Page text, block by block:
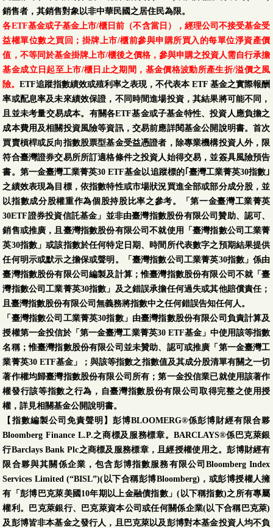
銷售者，其銷售對象以非中華民國之居住民為限。
各ETF基金或子基金上市/櫃日前（不含當日），經理公司不接受基金受
益權單位數之買回；掛牌上市/櫃前參與申購所買入的每單位淨資產價
值，不等同於基金掛牌上市/櫃後之價格，參與申購之投資人需自行承擔
基金成立日起至上市/櫃日止之期間，基金價格波動所產生折/溢價之風
險。ETF追蹤指數績效或殖利率之表現，不代表本 ETF 基金之實際報酬
率或配息率及未來績效保證，不同時間進場投資，其結果將可能不同，
且並未考量交易成本。有關各ETF基金或子基金特性、投資人應負擔之
成本費用及相關投資風險等資訊，交易前應詳閱基金公開說明書。首次
買賣槓桿或反向指數股票型基金受益憑證者，除專業機構投資人外，限
符合臺灣證券交易所所訂適格條件之投資人始得交易，並簽具風險預告
書。第一金臺灣工業菁英30 ETF基金以追蹤標的｢臺灣工業菁英30指數｣
之績效表現為目標，依指數特性或市場狀況買進全部或部分成分股，並
以指數成分股權重作為個股持股比率之參考。「第一金臺灣工業菁英
30ETF證券投資信託基金」並非由臺灣指數股份有限公司贊助、認可、
銷售或推廣，且臺灣指數股份有限公司不就使用「臺灣指數公司工業菁
英30指數」或該指數於任何特定日期、時間所代表數字之預期結果提供
任何明示或默示之擔保或聲明。「臺灣指數公司工業菁英30指數」係由
臺灣指數股份有限公司編製及計算；惟臺灣指數股份有限公司不就「臺
灣指數公司工業菁英30指數」及之錯誤承擔任何過失或其他賠償責任；
且臺灣指數股份有限公司無義務將指數中之任何錯誤告知任何人。
「臺灣指數公司工業菁英30指數」由臺灣指數股份有限公司負責計算及
授權第一金投信於「第一金臺灣工業菁英30 ETF基金」中使用該等指數
名稱；惟臺灣指數股份有限公司並未贊助、認可或推廣「第一金臺灣工
業菁英30 ETF基金」；與該等指數之指數值及其成分股清單有關之一切
著作權均歸臺灣指數股份有限公司所有；第一金投信業已就使用該著作
權發行該等指數之行為，自臺灣指數股份有限公司取得完整之使用授
權，詳見相關基金公開說明書。
【指數編製公司免責聲明】彭博BLOOMERG®係彭博財經有限合夥
Bloomberg Finance L.P.之商標及服務標章。BARCLAYS®係巴克萊銀
行Barclays Bank Plc之商標及服務標章，且經授權使用之。彭博財經有
限合夥與其關係企業，包含彭博指數服務有限公司Bloomberg Index
Services Limited (“BISL”)(以下合稱彭博Bloomberg)，或彭博授權人擁
有「彭博巴克萊美國10年期以上金融債指數」(以下稱指數)之所有專屬
權利。巴克萊銀行、巴克萊資本公司或任何關係企業(以下合稱巴克萊)
及彭博皆非本基金之發行人，且巴克萊以及彭博對本基金投資人均不負